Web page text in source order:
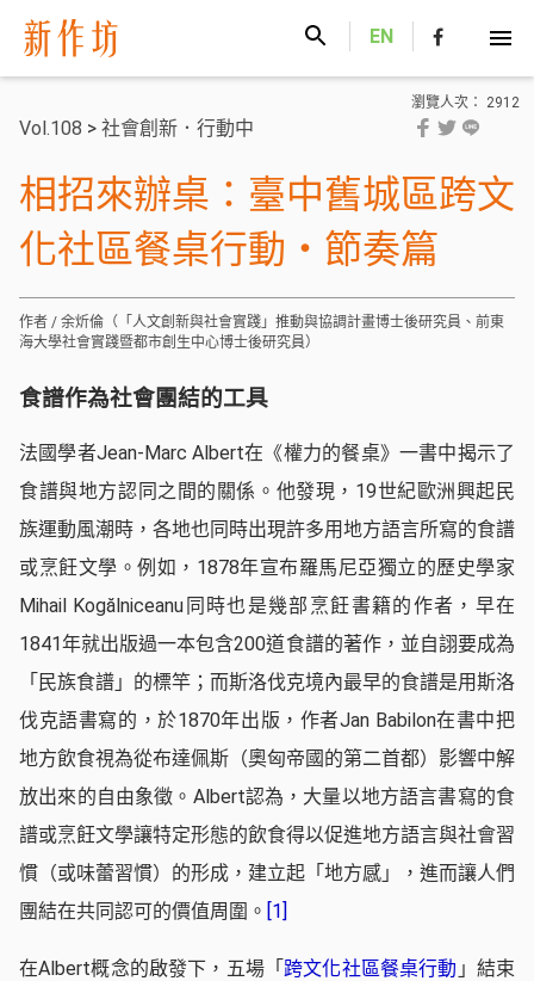
EN
瀏覽人次： 2912
Vol.108 > 社會創新．行動中
相招來辦桌：臺中舊城區跨文
化社區餐桌行動・節奏篇
作者 / 余炘倫（「人文創新與社會實踐」推動與協調計畫博士後研究員、前東
海大學社會實踐暨都市創生中心博士後研究員）
食譜作為社會團結的工具
法國學者Jean-Marc Albert在《權力的餐桌》一書中揭示了
食譜與地方認同之間的關係。他發現，19世紀歐洲興起民
族運動風潮時，各地也同時出現許多用地方語言所寫的食譜
或烹飪文學。例如，1878年宣布羅馬尼亞獨立的歷史學家
Mihail Kogălniceanu同時也是幾部烹飪書籍的作者，早在
1841年就出版過一本包含200道食譜的著作，並自詡要成為
「民族食譜」的標竿；而斯洛伐克境內最早的食譜是用斯洛
伐克語書寫的，於1870年出版，作者Jan Babilon在書中把
地方飲食視為從布達佩斯（奧匈帝國的第二首都）影響中解
放出來的自由象徵。Albert認為，大量以地方語言書寫的食
譜或烹飪文學讓特定形態的飲食得以促進地方語言與社會習
慣（或味蕾習慣）的形成，建立起「地方感」，進而讓人們
團結在共同認可的價值周圍。 [1]
在Albert概念的啟發下，五場「 跨文化社區餐桌行動 」結束